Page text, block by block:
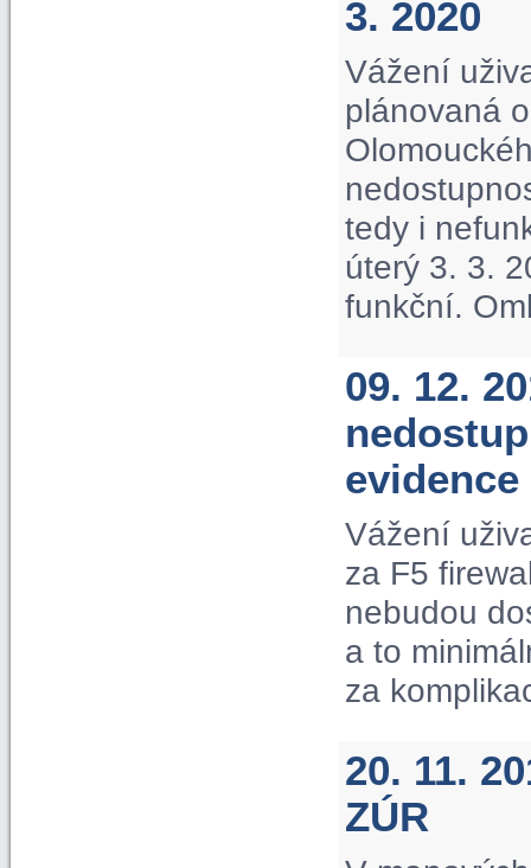
3. 2020
Vážení
plánovaná
tedy i
úterý 3. 3.
funkční.
09. 12.
evidence
Vážení
za F5
nebudou
a to
za
20. 11.
ZÚR